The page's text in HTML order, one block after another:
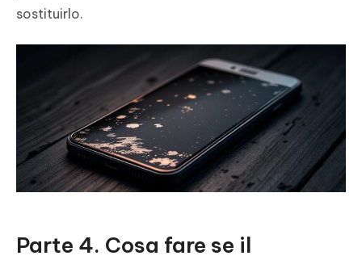
sostituirlo.
Parte 4. Cosa fare se il